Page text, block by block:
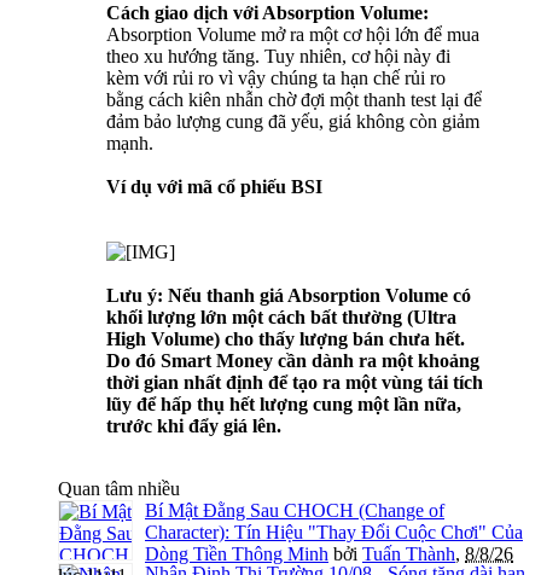
Cách giao dịch với Absorption Volume:
Absorption Volume mở ra một cơ hội lớn để mua
theo xu hướng tăng. Tuy nhiên, cơ hội này đi
kèm với rủi ro vì vậy chúng ta hạn chế rủi ro
bằng cách kiên nhẫn chờ đợi một thanh test lại để
đảm bảo lượng cung đã yếu, giá không còn giảm
mạnh.
Ví dụ với mã cổ phiếu BSI
Lưu ý: Nếu thanh giá Absorption Volume có
khối lượng lớn một cách bất thường (Ultra
High Volume) cho thấy lượng bán chưa hết.
Do đó Smart Money cần dành ra một khoảng
thời gian nhất định để tạo ra một vùng tái tích
lũy để hấp thụ hết lượng cung một lần nữa,
trước khi đẩy giá lên.
Quan tâm nhiều
Bí Mật Đằng Sau CHOCH (Change of
Character): Tín Hiệu "Thay Đổi Cuộc Chơi" Của
Dòng Tiền Thông Minh bởi Tuấn Thành, 8/8/26